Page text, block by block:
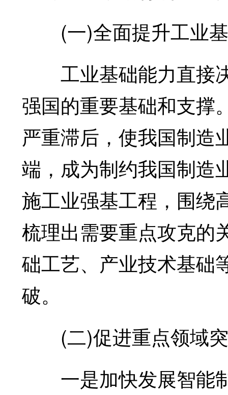
(一)全面提升工业
工业基础能力直接
强国的重要基础和支撑
严重滞后，使我国制造
端，成为制约我国制造
施工业强基工程，围绕
梳理出需要重点攻克的
础工艺、产业技术基础
破。
(二)促进重点领域
一是加快发展智能